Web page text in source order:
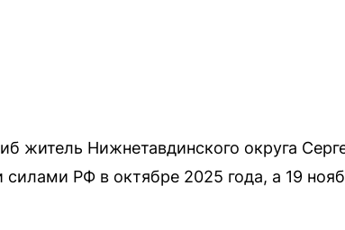
житель Нижнетавдинского округа
РФ в октябре 2025 года, а 19